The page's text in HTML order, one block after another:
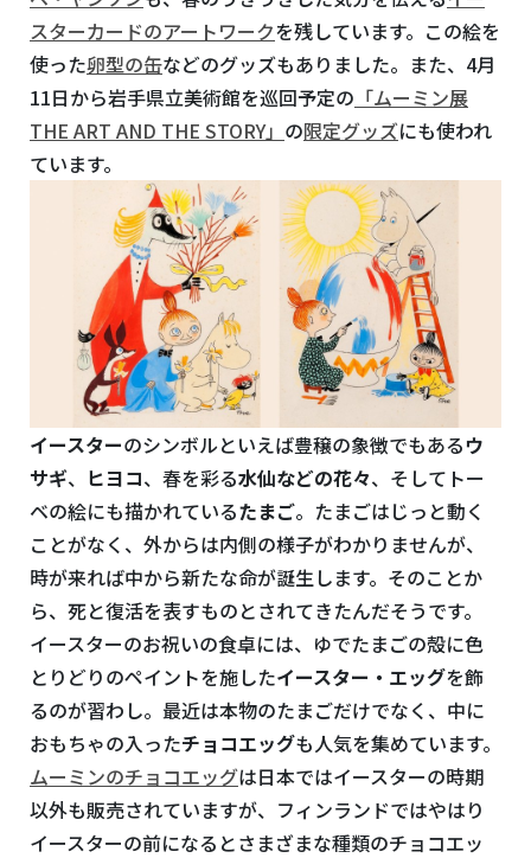
スターカードのアートワークを残しています。この絵を
使った卵型の缶などのグッズもありました。また、4月
11日から岩手県立美術館を巡回予定の 「ムーミン展
THE ART AND THE STORY」 の限定グッズにも使われ
ています。
イースターのシンボルといえば豊穣の象徴でもあるウ
サギ、 ヒヨコ、春を彩る水仙などの花々、そしてトー
ベの絵にも描かれているたまご。たまごはじっと動く
ことがなく、外からは内側の様子がわかりませんが、
時が来れば中から新たな命が誕生します。そのことか
ら、死と復活を表すものとされてきたんだそうです。
イースターのお祝いの食卓には、ゆでたまごの殻に色
とりどりのペイントを施したイースター・エッグを飾
るのが習わし。最近は本物のたまごだけでなく、中に
おもちゃの入ったチョコエッグも人気を集めています。
ムーミンのチョコエッグは日本ではイースターの時期
以外も販売されていますが、フィンランドではやはり
イースターの前になるとさまざまな種類のチョコエッ